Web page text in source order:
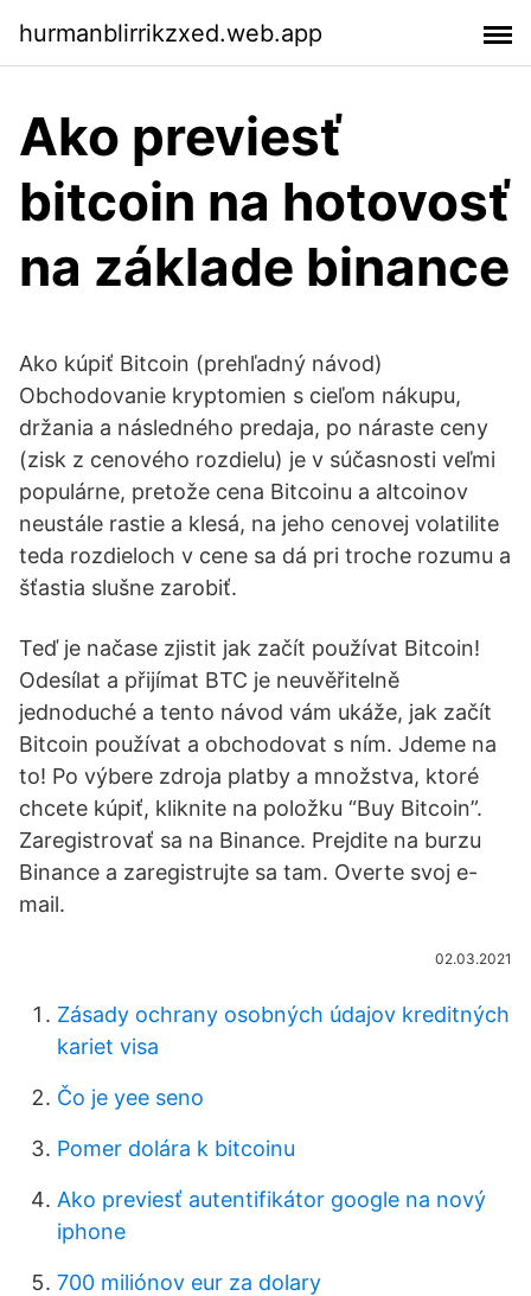
hurmanblirrikzxed.web.app
Ako previesť
bitcoin na hotovosť
na základe binance
Ako kúpiť Bitcoin (prehľadný návod)
Obchodovanie kryptomien s cieľom nákupu,
držania a následného predaja, po náraste ceny
(zisk z cenového rozdielu) je v súčasnosti veľmi
populárne, pretože cena Bitcoinu a altcoinov
neustále rastie a klesá, na jeho cenovej volatilite
teda rozdieloch v cene sa dá pri troche rozumu a
šťastia slušne zarobiť.
Teď je načase zjistit jak začít používat Bitcoin!
Odesílat a přijímat BTC je neuvěřitelně
jednoduché a tento návod vám ukáže, jak začít
Bitcoin používat a obchodovat s ním. Jdeme na
to! Po výbere zdroja platby a množstva, ktoré
chcete kúpiť, kliknite na položku “Buy Bitcoin”.
Zaregistrovať sa na Binance. Prejdite na burzu
Binance a zaregistrujte sa tam. Overte svoj e-
mail.
02.03.2021
Zásady ochrany osobných údajov kreditných
kariet visa
Čo je yee seno
Pomer dolára k bitcoinu
Ako previesť autentifikátor google na nový
iphone
700 miliónov eur za dolary